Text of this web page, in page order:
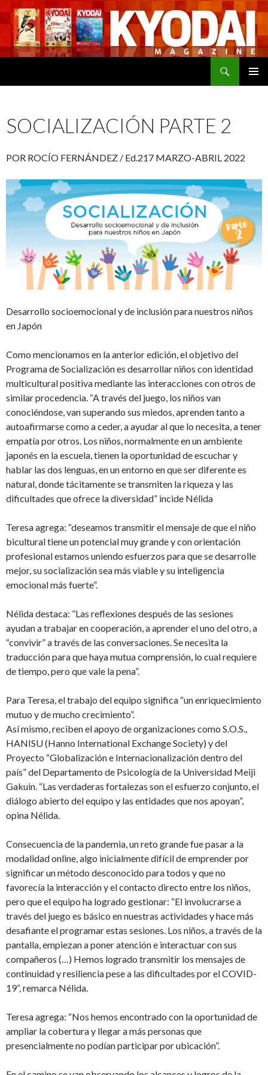
SOCIALIZACIÓN PARTE 2
POR ROCÍO FERNÁNDEZ / Ed.217 MARZO-ABRIL 2022
Desarrollo socioemocional y de inclusión para nuestros niños
en Japón
Como mencionamos en la anterior edición, el objetivo del
Programa de Socialización es desarrollar niños con identidad
multicultural positiva mediante las interacciones con otros de
similar procedencia. “A través del juego, los niños van
conociéndose, van superando sus miedos, aprenden tanto a
autoafirmarse como a ceder, a ayudar al que lo necesita, a tener
empatía por otros. Los niños, normalmente en un ambiente
japonés en la escuela, tienen la oportunidad de escuchar y
hablar las dos lenguas, en un entorno en que ser diferente es
natural, donde tácitamente se transmiten la riqueza y las
dificultades que ofrece la diversidad” incide Nélida
Teresa agrega: “deseamos transmitir el mensaje de que el niño
bicultural tiene un potencial muy grande y con orientación
profesional estamos uniendo esfuerzos para que se desarrolle
mejor, su socialización sea más viable y su inteligencia
emocional más fuerte”.
Nélida destaca: ”Las reflexiones después de las sesiones
ayudan a trabajar en cooperación, a aprender el uno del otro, a
“convivir” a través de las conversaciones. Se necesita la
traducción para que haya mutua comprensión, lo cual requiere
de tiempo, pero que vale la pena”.
Para Teresa, el trabajo del equipo significa “un enriquecimiento
mutuo y de mucho crecimiento”.
Así mismo, reciben el apoyo de organizaciones como S.O.S.,
HANISU (Hanno International Exchange Society) y del
Proyecto “Globalización e Internacionalización dentro del
país” del Departamento de Psicología de la Universidad Meiji
Gakuin. “Las verdaderas fortalezas son el esfuerzo conjunto, el
diálogo abierto del equipo y las entidades que nos apoyan”,
opina Nélida.
Consecuencia de la pandemia, un reto grande fue pasar a la
modalidad online, algo inicialmente difícil de emprender por
significar un método desconocido para todos y que no
favorecía la interacción y el contacto directo entre los niños,
pero que el equipo ha logrado gestionar: “El involucrarse a
través del juego es básico en nuestras actividades y hace más
desafiante el programar estas sesiones. Los niños, a través de la
pantalla, empiezan a poner atención e interactuar con sus
compañeros (…) Hemos logrado transmitir los mensajes de
continuidad y resiliencia pese a las dificultades por el COVID-
19”, remarca Nélida.
Teresa agrega: “Nos hemos encontrado con la oportunidad de
ampliar la cobertura y llegar a más personas que
presencialmente no podían participar por ubicación”.